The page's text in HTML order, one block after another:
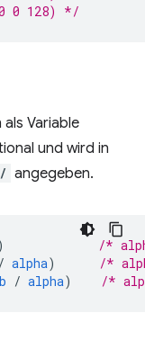
0 128) */
Variable
und wird in
/ angegeben.
/*
/ alpha)
/*
b / alpha) /*